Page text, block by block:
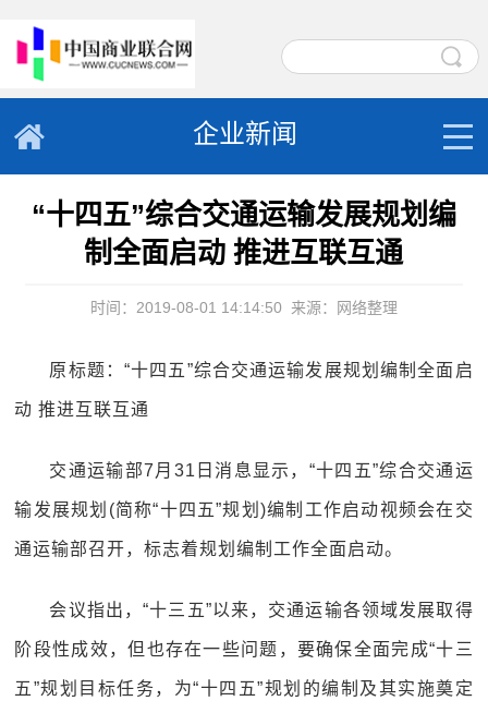
企业新闻
“十四五”综合交通运输发展规划编
制全面启动 推进互联互通
时间：2019-08-01 14:14:50 来源：网络整理
原标题：“十四五”综合交通运输发展规划编制全面启
动 推进互联互通
交通运输部7月31日消息显示，“十四五”综合交通运
输发展规划(简称“十四五”规划)编制工作启动视频会在交
通运输部召开，标志着规划编制工作全面启动。
会议指出，“十三五”以来，交通运输各领域发展取得
阶段性成效，但也存在一些问题，要确保全面完成“十三
五”规划目标任务，为“十四五”规划的编制及其实施奠定